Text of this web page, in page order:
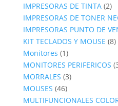
IMPRESORAS DE TINTA 22
IMPRESORAS DE TONER
IMPRESORAS PUNTO DE
KIT TECLADOS Y MOUSE 88
Monitores 11
producto
MONITORES PERIFERICOS
MORRALES 33
MOUSES 4646
productos
MULTIFUNCIONALES